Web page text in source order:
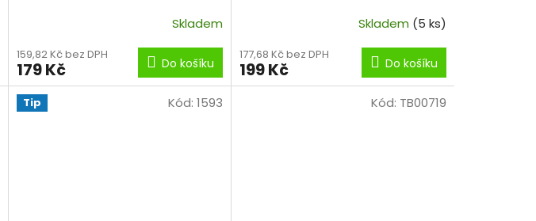
Skladem
159,82 Kč bez DPH
179 Kč Do košíku
Skladem (5 ks)
177,68 Kč bez DPH
199 Kč Do košíku
Tip Kód: 1593 Kód: TB00719